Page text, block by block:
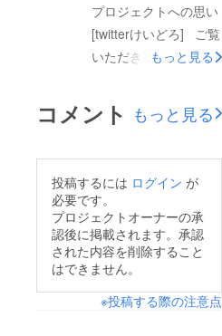
こからがスタート。頑
張っていきます！！
す。 私は名言が好き
で、多くの名言に出
会ってきました。 こ
す。 この名言を知る
屋で、自分にとって利
益にならないことは行
動したくないタイプで
した。 だけど 今はム
ダなことをすることで
様々な経験が出来る。
と思えるようになりま
した。 そんなムダを
プロジェクトへの思い
[twitterけいどろ] ご覧
いただきありがとうご
どろを主催するムダ祭
り会 広報の田島で
リアナ海溝くらい深い
意味があります。 そ
もそもクラウドファン
ディングを通じて出資
は、何を目的にわざわ
もっと見る
コメント もっと見る
投稿するには ログイン が
必要です。
プロジェクトオーナーの承
認後に掲載されます。承認
された内容を削除すること
はできません。
※投稿する際の注意点